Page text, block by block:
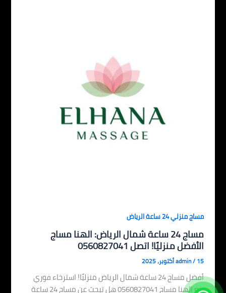
مساج منزلي 24 ساعة الرياض
مساج 24 ساعة شمال الرياض: الهنا مساج
الأفضل منزليًا! اتصل 0560827041
admin/15 أكتوبر، 2025
أفضل مساج 24 ساعة شمال الرياض منزليًا! استرخاء فوري
مع الهنا مساج 0560827041 هل تبحث عن مساج 24 ساعة